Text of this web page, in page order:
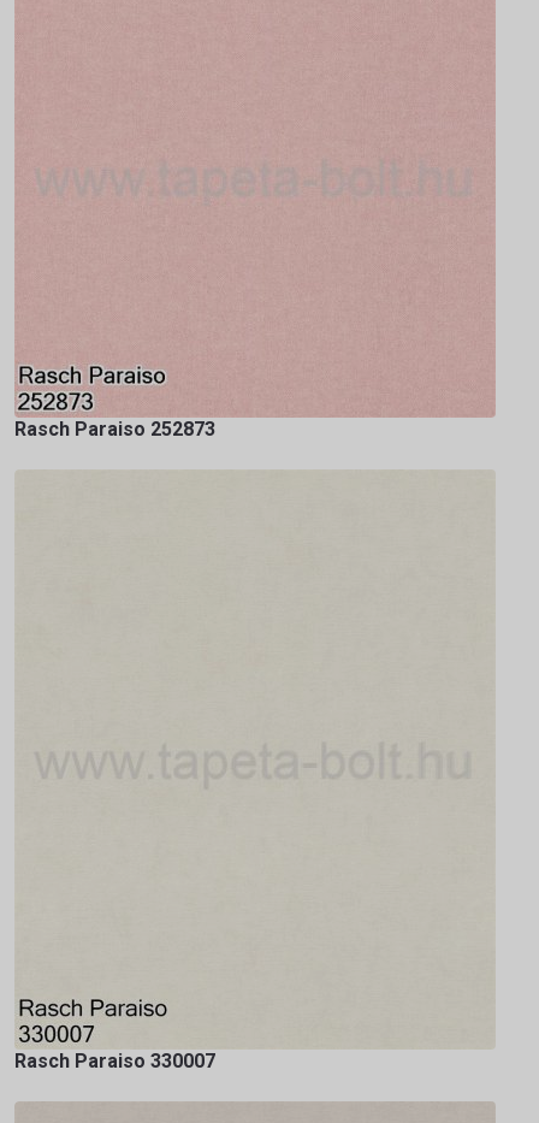
Rasch Paraiso 252873
Rasch Paraiso 330007